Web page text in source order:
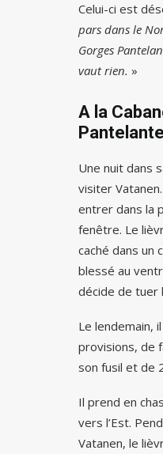
Celui-ci est
pars dans le
Gorges
vaut rien. »
A la
Une nuit dans
visiter
entrer dans la
fenêtre. Le
caché dans un
blessé au
décide de tuer
Le lendemain,
provisions, de
son fusil et de
Il prend en
vers l’Est.
Vatanen, le